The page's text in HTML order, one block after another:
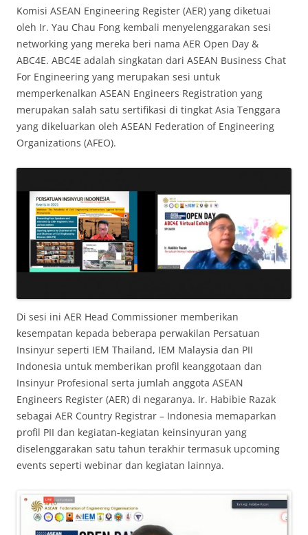
Komisi ASEAN Engineering Register (AER) yang diketuai
oleh Ir. Yau Chau Fong kembali menyelenggarakan sesi
networking yang mereka beri nama AER Open Day &
ABC4E. ABC4E adalah singkatan dari ASEAN Business Chat
For Engineering yang merupakan sesi untuk
memperkenalkan ASEAN Engineers Registration yang
merupakan salah satu sertifikasi di tingkat Asia Tenggara
yang dikeluarkan oleh ASEAN Federation of Engineering
Organizations (AFEO).
Di sesi ini AER Head Commissioner memberikan
kesempatan kepada beberapa perwakilan Persatuan
Insinyur seperti IEM Thailand, IEM Malaysia dan PII
Indonesia untuk memberikan profil keanggotaan dan
Insinyur Profesional serta jumlah anggota ASEAN
Engineers Register (AER) di negaranya. Ir. Habibie Razak
sebagai AER Country Registrar – Indonesia memaparkan
profil PII dan kegiatan-kegiatan keinsinyuran yang
diselenggarakan satu tahun terakhir termasuk upcoming
events seperti webinar dan kegiatan lainnya.